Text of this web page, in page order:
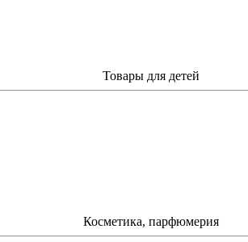
Товары для детей
Косметика, парфюмерия